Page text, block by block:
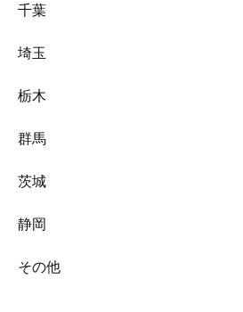
千葉
埼玉
栃木
群馬
茨城
静岡
その他